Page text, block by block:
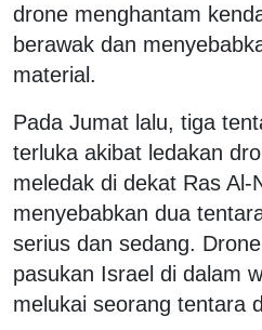
drone menghantam
berawak dan
material.
Pada Jumat lalu, tiga
terluka akibat ledakan
meledak di dekat Ras Al-
menyebabkan dua
serius dan sedang.
pasukan Israel di dalam
melukai seorang tentara